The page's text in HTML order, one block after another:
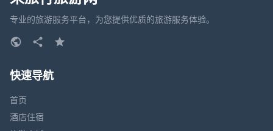
专业的旅游服务平台，为您提供优质的旅游服务体验。
快速导航
首页
酒店住宿